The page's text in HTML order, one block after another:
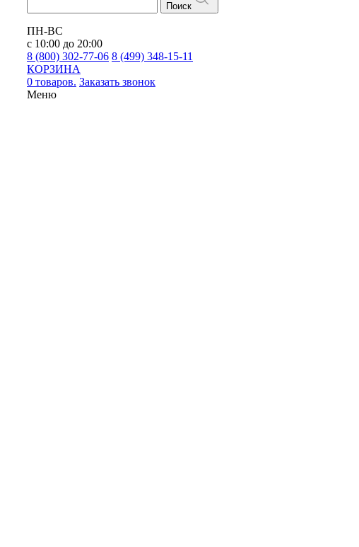
Поиск
ПН-ВС
с 10:00 до 20:00
8 (800) 302-77-06 8 (499) 348-15-11
КОРЗИНА
0 товаров. Заказать звонок
Меню